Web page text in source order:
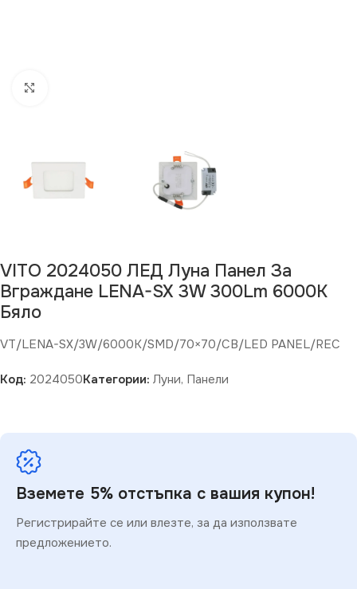
VITO 2024050 ЛЕД Луна Панел За
Вграждане LENA-SX 3W 300Lm 6000K
Бяло
VT/LENA-SX/3W/6000K/SMD/70×70/CB/LED PANEL/REC
Код: 2024050Категории: Луни, Панели
Вземете 5% отстъпка с вашия купон!
Регистрирайте се или влезте, за да използвате
предложението.